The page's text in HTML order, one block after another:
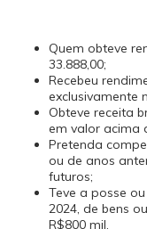
Quem obteve
33.888,00;
Recebeu
exclusivamente
Obteve receita
em valor acima
Pretenda
ou de anos
futuros;
Teve a posse
2024, de bens
R$800 mil.